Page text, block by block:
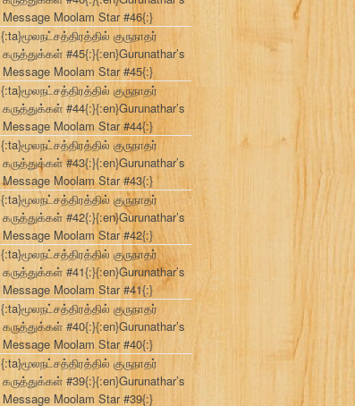
Message Moolam Star #46{:}
{:ta}மூலநட்சத்திரத்தில் குருநாதர்
கருத்துக்கள் #45{:}{:en}Gurunathar’s
Message Moolam Star #45{:}
{:ta}மூலநட்சத்திரத்தில் குருநாதர்
கருத்துக்கள் #44{:}{:en}Gurunathar’s
Message Moolam Star #44{:}
{:ta}மூலநட்சத்திரத்தில் குருநாதர்
கருத்துக்கள் #43{:}{:en}Gurunathar’s
Message Moolam Star #43{:}
{:ta}மூலநட்சத்திரத்தில் குருநாதர்
கருத்துக்கள் #42{:}{:en}Gurunathar’s
Message Moolam Star #42{:}
{:ta}மூலநட்சத்திரத்தில் குருநாதர்
கருத்துக்கள் #41{:}{:en}Gurunathar’s
Message Moolam Star #41{:}
{:ta}மூலநட்சத்திரத்தில் குருநாதர்
கருத்துக்கள் #40{:}{:en}Gurunathar’s
Message Moolam Star #40{:}
{:ta}மூலநட்சத்திரத்தில் குருநாதர்
கருத்துக்கள் #39{:}{:en}Gurunathar’s
Message Moolam Star #39{:}